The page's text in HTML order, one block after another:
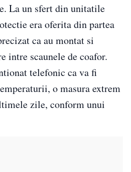
La un sfert din unitatile
era oferita din partea
ca au montat si
intre scaunele de coafor.
telefonic ca va fi
o masura extrem
zile, conform unui